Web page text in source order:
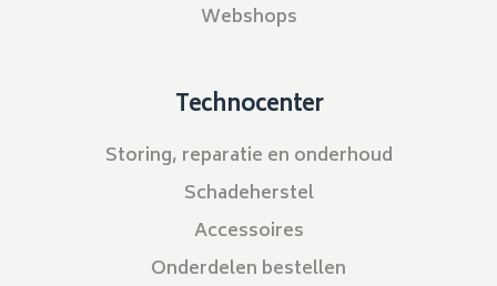
Webshops
Technocenter
Storing, reparatie en onderhoud
Schadeherstel
Accessoires
Onderdelen bestellen